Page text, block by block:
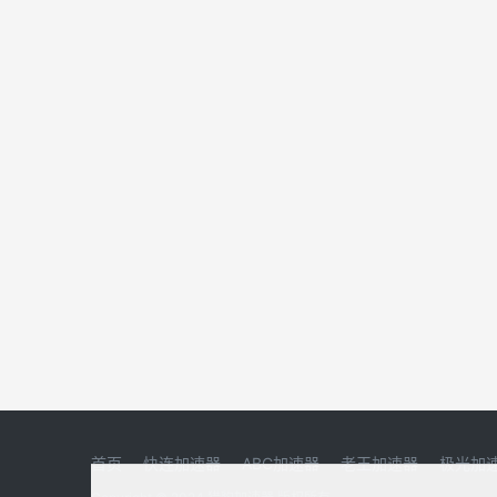
首页 快连加速器 ABC加速器 老王加速器 极光加